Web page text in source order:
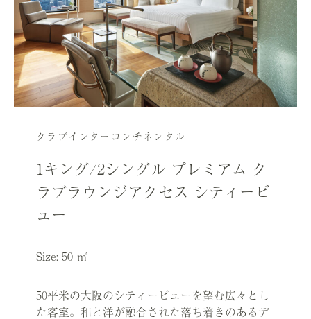
クラブインターコンチネンタル
1キング/2シングル プレミアム ク
ラブラウンジアクセス シティービ
ュー
Size: 50 ㎡
50平米の大阪のシティービューを望む広々とし
た客室。和と洋が融合された落ち着きのあるデ